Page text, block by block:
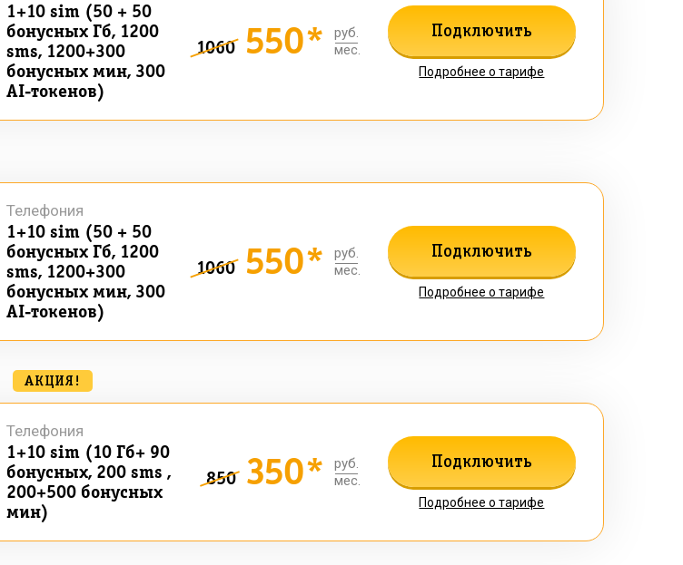
1+10 sim (50 + 50
бонусных Гб, 1200
sms, 1200+300
бонусных мин, 300
AI-токенов)
1060 550*
руб.
мес.
Подключить
Подробнее о тарифе
1+10 sim (50 + 50
бонусных Гб, 1200
sms, 1200+300
бонусных мин, 300
AI-токенов)
Телефония
1060 550*
руб.
мес.
Подключить
Подробнее о тарифе
АКЦИЯ!
1+10 sim (10 Гб+ 90
бонусных, 200 sms ,
200+500 бонусных
мин)
Телефония
850 350*
руб.
мес.
Подключить
Подробнее о тарифе